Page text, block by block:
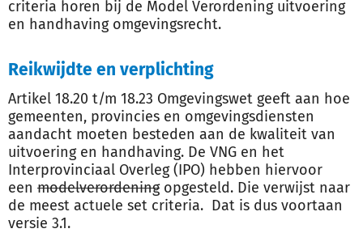
criteria horen bij de Model Verordening uitvoering
en handhaving omgevingsrecht.
Reikwijdte en verplichting
Artikel 18.20 t/m 18.23 Omgevingswet geeft aan hoe
gemeenten, provincies en omgevingsdiensten
aandacht moeten besteden aan de kwaliteit van
uitvoering en handhaving. De VNG en het
Interprovinciaal Overleg (IPO) hebben hiervoor
een modelverordeningopgesteld. Die verwijst naar
de meest actuele set criteria. Dat is dus voortaan
versie 3.1.